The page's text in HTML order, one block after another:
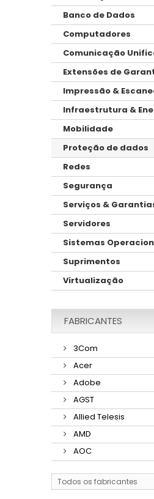
Banco de Dados
Computadores
Comunicação
Extensões de
Impressão &
Infraestrutura &
Mobilidade
Proteção de dados
Redes
Segurança
Serviços &
Servidores
Sistemas
Suprimentos
Virtualização
FABRICANTES
3Com
Acer
Adobe
AGST
Allied Telesis
AMD
AOC
Todos os fabricantes